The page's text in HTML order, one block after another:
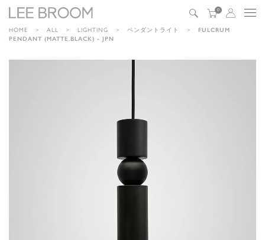
0
HOME ALL LIGHTING ペンダントライト
FULCRUM
PENDANT (MATTE.BLACK) - JPN